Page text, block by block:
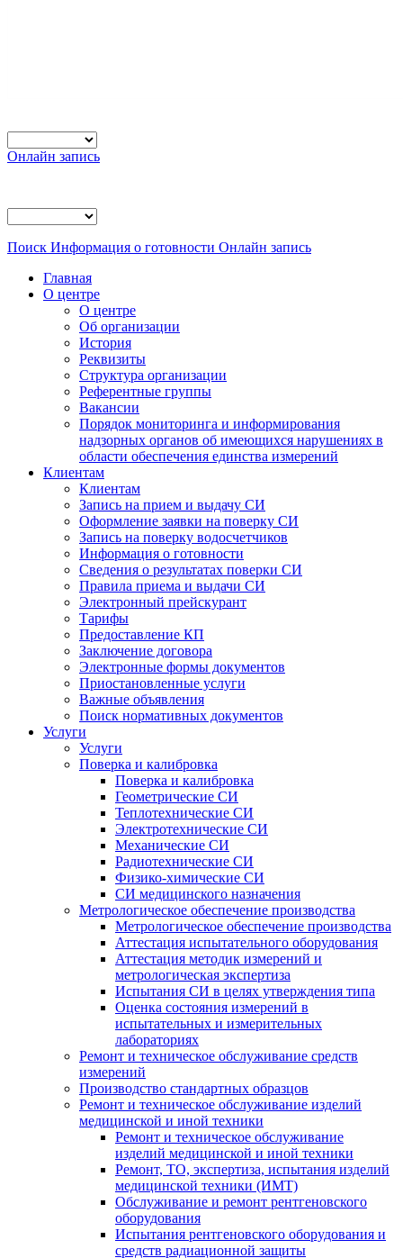
Онлайн запись
Поиск Информация о готовности Онлайн запись
Главная
О центре
О центре
Об организации
История
Реквизиты
Структура организации
Референтные группы
Вакансии
Порядок мониторинга и информирования
надзорных органов об имеющихся нарушениях в
области обеспечения единства измерений
Клиентам
Клиентам
Запись на прием и выдачу СИ
Оформление заявки на поверку СИ
Запись на поверку водосчетчиков
Информация о готовности
Сведения о результатах поверки СИ
Правила приема и выдачи СИ
Электронный прейскурант
Тарифы
Предоставление КП
Заключение договора
Электронные формы документов
Приостановленные услуги
Важные объявления
Поиск нормативных документов
Услуги
Услуги
Поверка и калибровка
Поверка и калибровка
Геометрические СИ
Теплотехнические СИ
Электротехнические СИ
Механические СИ
Радиотехнические СИ
Физико-химические СИ
СИ медицинского назначения
Метрологическое обеспечение производства
Метрологическое обеспечение производства
Аттестация испытательного оборудования
Аттестация методик измерений и
метрологическая экспертиза
Испытания СИ в целях утверждения типа
Оценка состояния измерений в
испытательных и измерительных
лабораториях
Ремонт и техническое обслуживание средств
измерений
Производство стандартных образцов
Ремонт и техническое обслуживание изделий
медицинской и иной техники
Ремонт и техническое обслуживание
изделий медицинской и иной техники
Ремонт, ТО, экспертиза, испытания изделий
медицинской техники (ИМТ)
Обслуживание и ремонт рентгеновского
оборудования
Испытания рентгеновского оборудования и
средств радиационной защиты